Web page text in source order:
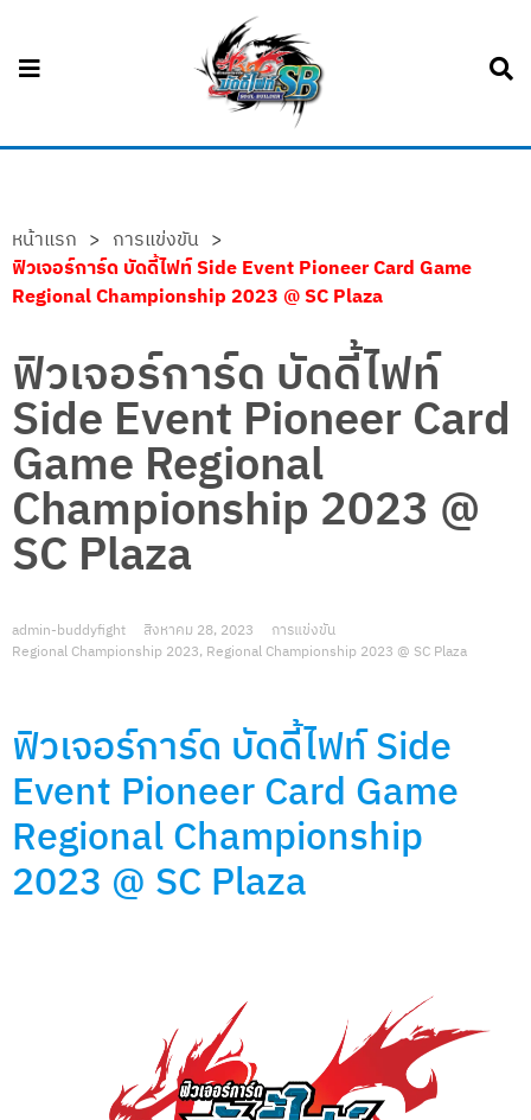
หน้าแรก > การแข่งขัน >
ฟิวเจอร์การ์ด บัดดี้ไฟท์ Side Event Pioneer Card Game
Regional Championship 2023 @ SC Plaza
ฟิวเจอร์การ์ด บัดดี้ไฟท์
Side Event Pioneer Card
Game Regional
Championship 2023 @
SC Plaza
admin-buddyfight สิงหาคม 28, 2023
การแข่งขัน
Regional Championship 2023, Regional Championship 2023 @ SC Plaza
ฟิวเจอร์การ์ด บัดดี้ไฟท์ Side
Event Pioneer Card Game
Regional Championship
2023 @ SC Plaza